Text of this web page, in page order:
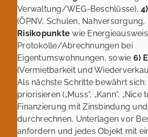
Verwaltung/WEG-Beschlüsse),
(ÖPNV, Schulen, Nahversorgung,
Risikopunkte wie
Protokolle/Abrechnungen bei
Eigentumswohnungen, sowie 6)
(Vermietbarkeit und
Als nächste Schritte bewährt sich:
priorisieren („Muss“, „Kann“, „Nice
Finanzierung mit Zinsbindung
durchrechnen, Unterlagen vor
anfordern und jedes Objekt mit